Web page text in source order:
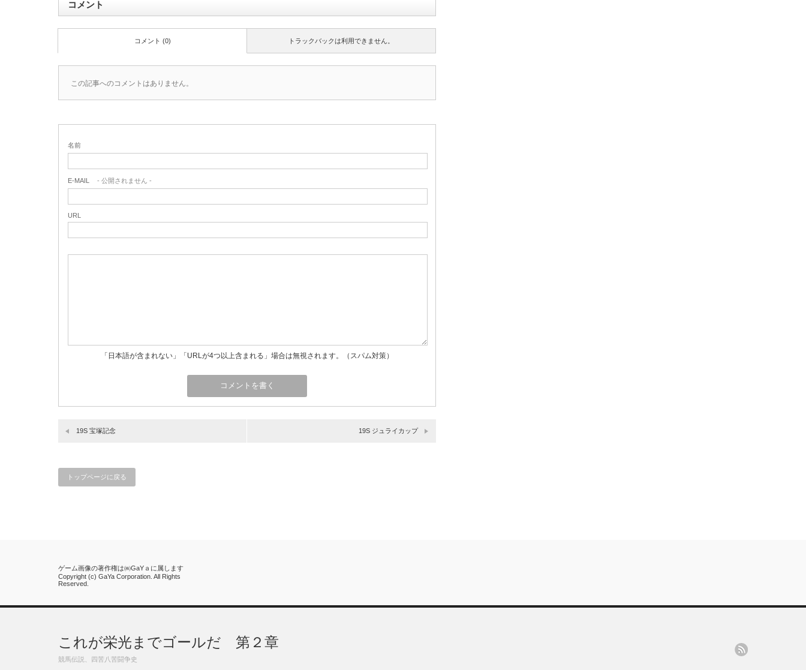
コメント
トラックバックは利用できません。
コメント (0)
この記事へのコメントはありません。
名前
E-MAIL - 公開されません -
URL
「日本語が含まれない」「URLが4つ以上含まれる」場合は無視されます。（スパム対策）
19S 宝塚記念 19S ジュライカップ
トップページに戻る
ゲーム画像の著作権は㈱GaYａに属します
Copyright (c) GaYa Corporation. All Rights
Reserved.
これが栄光までゴールだ 第２章
競馬伝説、四苦八苦闘争史